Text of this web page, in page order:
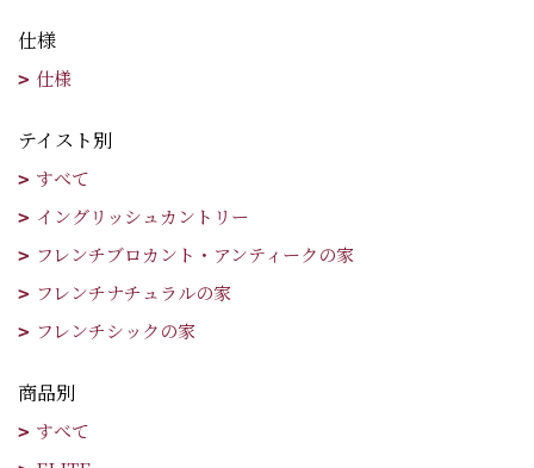
仕様
仕様
テイスト別
すべて
イングリッシュカントリー
フレンチブロカント・アンティークの家
フレンチナチュラルの家
フレンチシックの家
商品別
すべて